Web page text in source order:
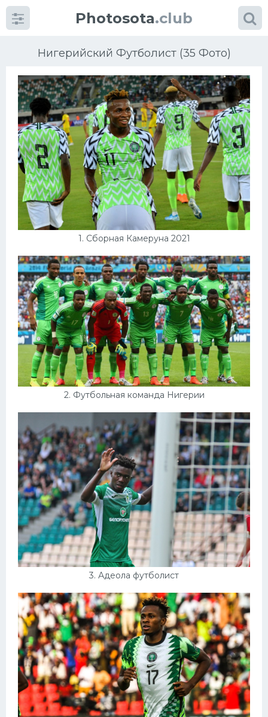
Photosota.club
Нигерийский Футболист (35 Фото)
1. Сборная Камеруна 2021
2. Футбольная команда Нигерии
3. Адеола футболист
КатегорииФото
Много картинок...
Футбол
Баскетбол
Велогонки
Конькобежный спорт
Тренажеры
Интерьеры квартир